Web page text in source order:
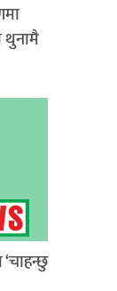
थुनामै